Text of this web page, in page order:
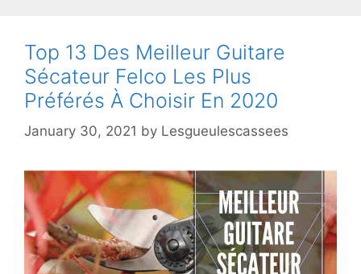
Top 13 Des Meilleur Guitare
Sécateur Felco Les Plus
Préférés À Choisir En 2020
January 30, 2021 by Lesgueulescassees